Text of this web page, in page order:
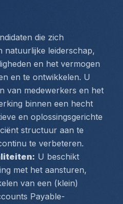
die zich
natuurlijke leiderschap,
en het vermogen
en te ontwikkelen. U
van medewerkers en het
binnen een hecht
en oplossingsgerichte
structuur aan te
te verbeteren.
U beschikt
met het aansturen,
van een (klein)
Payable-